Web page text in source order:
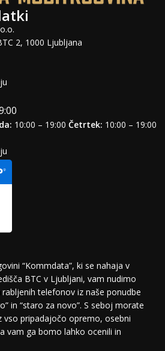
2, 1000 Ljubljana
10:00 – 19:00 Četrtek: 10:00 – 19:00
“Kommdata”, ki se nahaja v
BTC v Ljubljani, vam nudimo
telefonov iz naše ponudbe
in “staro za novo”. S seboj morate
vso pripadajočo opremo, osebni
vam ga bomo lahko ocenili in